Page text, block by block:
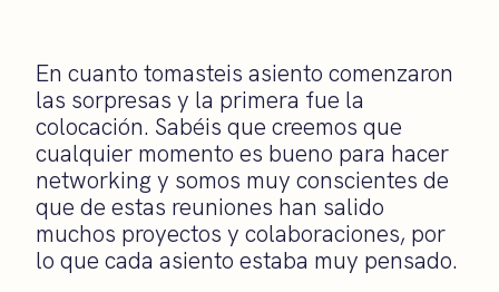
En cuanto tomasteis asiento comenzaron
las sorpresas y la primera fue la
colocación. Sabéis que creemos que
cualquier momento es bueno para hacer
networking y somos muy conscientes de
que de estas reuniones han salido
muchos proyectos y colaboraciones, por
lo que cada asiento estaba muy pensado.